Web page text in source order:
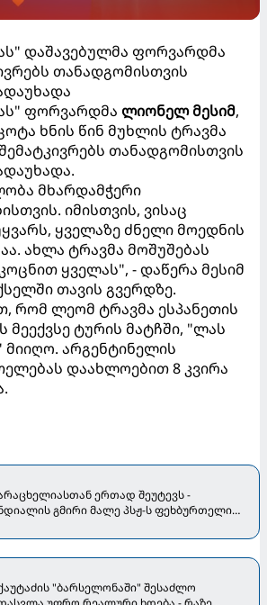
დაშავებულმა ფორვარდმა
თანადგომისთვის
ფორვარდმა ლიონელ მესიმ,
ხნის წინ მუხლის ტრავმა
თანადგომისთვის
მხარდამჭერი
იმისთვის, ვისაც
ყველაზე ძნელი მოედნის
ახლა ტრავმა მოშუშებას
ყველას", - დაწერა მესიმ
თავის გვერდზე.
რომ ლეომ ტრავმა ესპანეთის
მეექვსე ტურის მატჩში, "ლას
არგენტინელის
დაახლოებით 8 კვირა
ერთად შეუტევს -
გმირი მალე პსჟ-ს ფეხბურთელი
"ბარსელონაში" შესაძლო